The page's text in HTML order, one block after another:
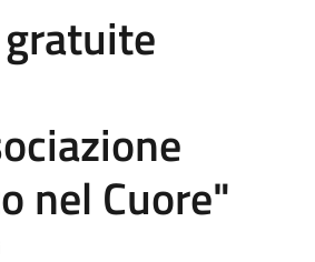
nel Cuore"